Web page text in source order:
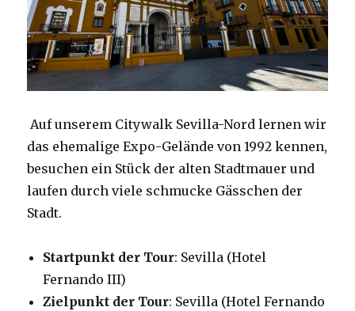
Auf unserem Citywalk Sevilla-Nord lernen wir
das ehemalige Expo-Gelände von 1992 kennen,
besuchen ein Stück der alten Stadtmauer und
laufen durch viele schmucke Gässchen der
Stadt.
Startpunkt der Tour: Sevilla (Hotel
Fernando III)
Zielpunkt der Tour: Sevilla (Hotel Fernando